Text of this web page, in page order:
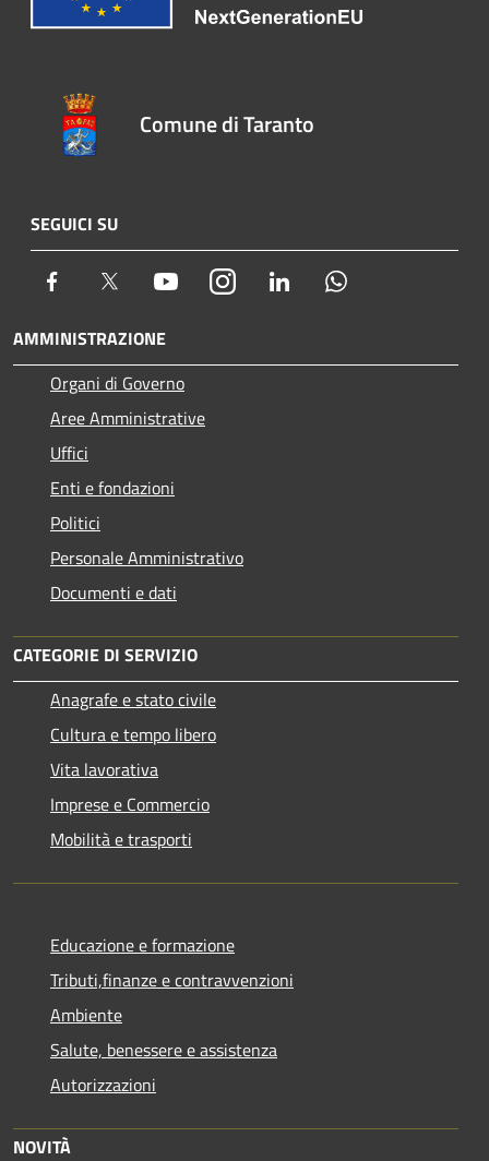
Comune di Taranto
SEGUICI SU
Facebook Twitter YoutubeInstagram LinkedIn
AMMINISTRAZIONE
Organi di Governo
Aree Amministrative
Uffici
Enti e fondazioni
Politici
Personale Amministrativo
Documenti e dati
CATEGORIE DI SERVIZIO
Anagrafe e stato civile
Cultura e tempo libero
Vita lavorativa
Imprese e Commercio
Mobilità e trasporti
Educazione e formazione
Tributi,finanze e contravvenzioni
Ambiente
Salute, benessere e assistenza
Autorizzazioni
NOVITÀ